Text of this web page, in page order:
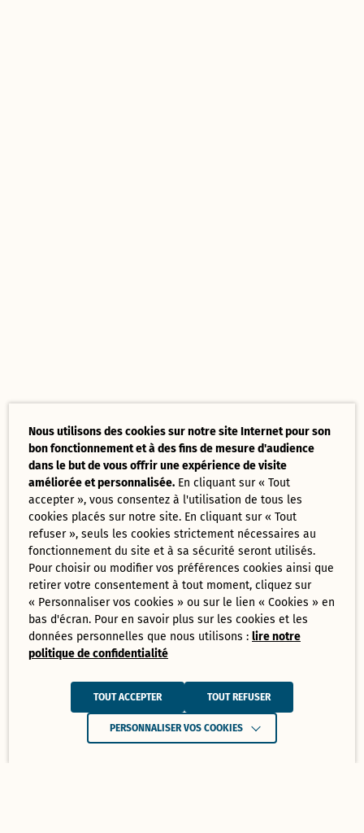
Nous utilisons des cookies sur notre site Internet pour son
bon fonctionnement et à des fins de mesure d'audience
dans le but de vous offrir une expérience de visite
améliorée et personnalisée. En cliquant sur « Tout
accepter », vous consentez à l'utilisation de tous les
cookies placés sur notre site. En cliquant sur « Tout
refuser », seuls les cookies strictement nécessaires au
fonctionnement du site et à sa sécurité seront utilisés.
Pour choisir ou modifier vos préférences cookies ainsi que
retirer votre consentement à tout moment, cliquez sur
« Personnaliser vos cookies » ou sur le lien « Cookies » en
bas d'écran. Pour en savoir plus sur les cookies et les
données personnelles que nous utilisons :lire notre
politique de confidentialité
TOUT ACCEPTER TOUT REFUSER
PERSONNALISER VOS COOKIES